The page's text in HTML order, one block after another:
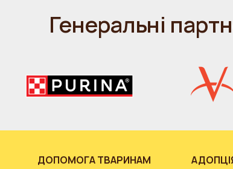
Генеральні
ДОПОМОГА ТВАРИНАМ